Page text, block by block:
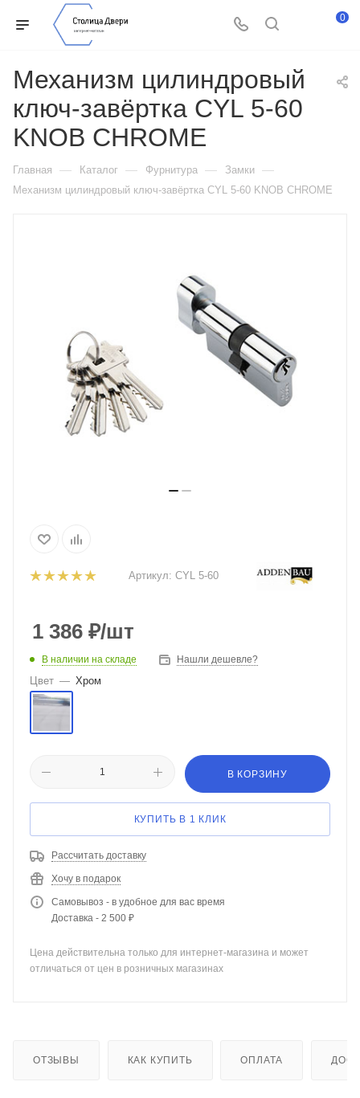
0
Механизм цилиндровый
ключ-завёртка CYL 5-60
KNOB CHROME
Главная — Каталог — Фурнитура — Замки —
Механизм цилиндровый ключ-завёртка CYL 5-60 KNOB CHROME
Артикул: CYL 5-60
1 386 ₽/шт
В наличии на складе Нашли дешевле?
Цвет — Хром
В КОРЗИНУ
КУПИТЬ В 1 КЛИК
Рассчитать доставку
Хочу в подарок
Самовывоз - в удобное для вас время
Доставка - 2 500 ₽
Цена действительна только для интернет-магазина и может
отличаться от цен в розничных магазинах
ОТЗЫВЫ КАК КУПИТЬ ОПЛАТА